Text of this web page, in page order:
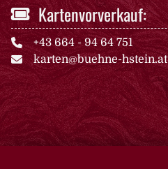
Kartenvorverkauf:
+43 664 - 94 64 751
karten@buehne-hstein.at